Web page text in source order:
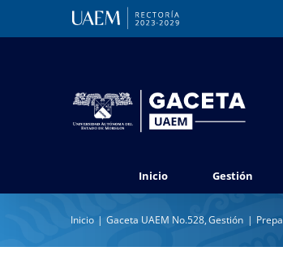
Inicio Gestión
Inicio Gaceta UAEM No.528 Gestión